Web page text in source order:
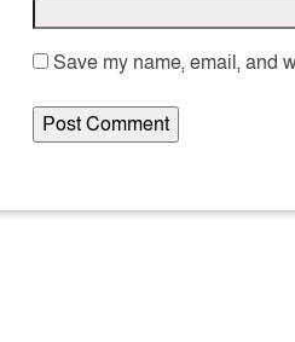
Save my name, email, and